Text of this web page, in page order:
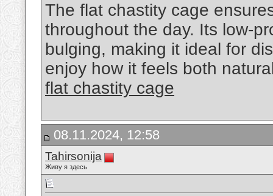
The flat chastity cage
throughout the day. Its low-
bulging, making it ideal for
enjoy how it feels both
flat chastity cage
08.11.2024, 12:58
Tahirsonija
Живу я здесь